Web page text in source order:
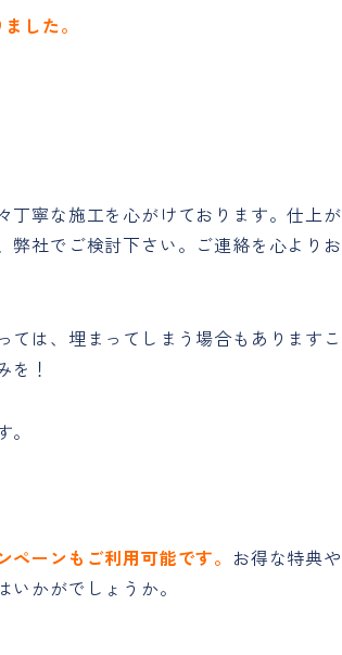
した。
丁寧な施工を心がけております。仕上が
弊社でご検討下さい。ご連絡を心よりお
は、埋まってしまう場合もありますこ
を！
ーンもご利用可能です。 お得な特典や
かがでしょうか。